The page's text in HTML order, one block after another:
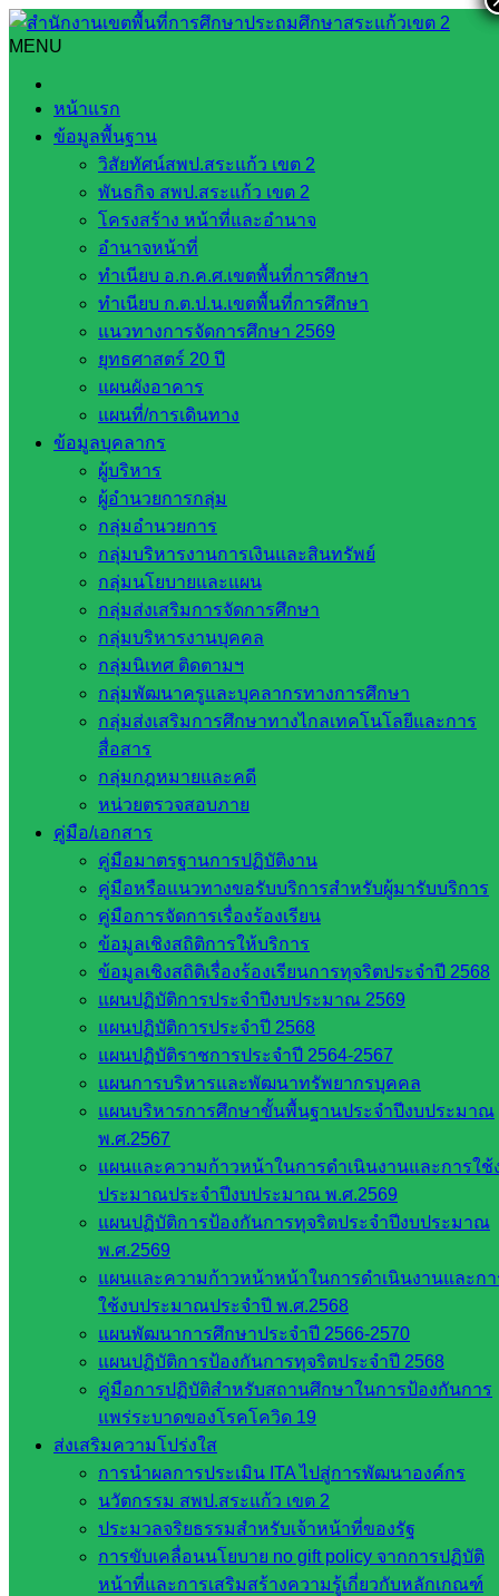
Skip
to
content
MENU
หน้าแรก
ข้อมูลพื้นฐาน
วิสัยทัศน์สพป.สระแก้ว เขต 2
พันธกิจ สพป.สระแก้ว เขต 2
โครงสร้าง หน้าที่และอำนาจ
อำนาจหน้าที่
ทำเนียบ อ.ก.ค.ศ.เขตพื้นที่การศึกษา
ทำเนียบ ก.ต.ป.น.เขตพื้นที่การศึกษา
แนวทางการจัดการศึกษา 2569
ยุทธศาสตร์ 20 ปี
แผนผังอาคาร
แผนที่/การเดินทาง
ข้อมูลบุคลากร
ผู้บริหาร
ผู้อำนวยการกลุ่ม
กลุ่มอำนวยการ
กลุ่มบริหารงานการเงินและสินทรัพย์
กลุ่มนโยบายและแผน
กลุ่มส่งเสริมการจัดการศึกษา
กลุ่มบริหารงานบุคคล
กลุ่มนิเทศ ติดตามฯ
กลุ่มพัฒนาครูและบุคลากรทางการศึกษา
กลุ่มส่งเสริมการศึกษาทางไกลเทคโนโลยีและการ
สื่อสาร
กลุ่มกฎหมายและคดี
หน่วยตรวจสอบภาย
คู่มือ/เอกสาร
คู่มือมาตรฐานการปฏิบัติงาน
คู่มือหรือแนวทางขอรับบริการสำหรับผู้มารับบริการ
คู่มือการจัดการเรื่องร้องเรียน
ข้อมูลเชิงสถิติการให้บริการ
ข้อมูลเชิงสถิติเรื่องร้องเรียนการทุจริตประจำปี 2568
แผนปฏิบัติการประจำปีงบประมาณ 2569
แผนปฏิบัติการประจำปี 2568
แผนปฏิบัติราชการประจำปี 2564-2567
แผนการบริหารและพัฒนาทรัพยากรบุคคล
แผนบริหารการศึกษาขั้นพื้นฐานประจำปีงบประมาณ
พ.ศ.2567
แผนและความก้าวหน้าในการดำเนินงานและการใช้
ประมาณประจำปีงบประมาณ พ.ศ.2569
แผนปฏิบัติการป้องกันการทุจริตประจำปีงบประมาณ
พ.ศ.2569
แผนและความก้าวหน้าหน้าในการดำเนินงานและก
ใช้งบประมาณประจำปี พ.ศ.2568
แผนพัฒนาการศึกษาประจำปี 2566-2570
แผนปฏิบัติการป้องกันการทุจริตประจำปี 2568
คู่มือการปฏิบัติสำหรับสถานศึกษาในการป้องกันการ
แพร่ระบาดของโรคโควิด 19
ส่งเสริมความโปร่งใส
การนำผลการประเมิน ITA ไปสู่การพัฒนาองค์กร
นวัตกรรม สพป.สระแก้ว เขต 2
ประมวลจริยธรรมสำหรับเจ้าหน้าที่ของรัฐ
การขับเคลื่อนนโยบาย no gift policy จากการปฏิบัติ
หน้าที่และการเสริมสร้างความรู้เกี่ยวกับหลักเกณฑ์
Search
การแข่งขันกีฬา – กรีฑา กลุ่มเครือข่ายปางสีดา 2565
การแข่งขันกีฬา – กรีฑา กลุ่มเครือข่าย
ปางสีดา 2565
ตุลาคม 10, 2022ตุลาคม 10, 2022
เกษตรพัฒนา
วันที่ 5 – 8 ตุลาคม พ.ศ. 2565 นายวรรชัย เหนือเกาะหวาย ครู
ชำนาญการพิเศษ รักษาการในตำแหน่งผู้อำนวยการโรงเรียน
ประชาเกษตรพัฒนา พร้อมด้วยคณะครูและบุคลากรทางการ
ศึกษา ได้เข้าร่วมการแข่งขันกีฬา – กรีฑา กลุ่มเครือข่ายปางสี
ดา ประจำปีการศึกษา 2565 ณ สนามโรงเรียนร่มเกล้า ตำบล
หนองตะเคียนบอน อำเภอวัฒนานคร จังหวัดสระแก้ว เพื่อส่ง
เสริมการออกกำลังกายสร้างนิสัยรักการกีฬา รู้แพ้ รู้ชนะ รู้อภัย
+++ชมภาพถ่ายทั้งหมด+++
ถ่ายภาพและเนื้อหาข่าว : นางสาวรุ่งฤดี คงเล็ก
อำนวยการผลิต : นายวรรชัย เหนือเกาะหวาย ครูชำนาญการ
พิเศษ รักษาการในตำแหน่งผู้อำนวยการโรงเรียน
Post Views: 314
โรงเรียนประชาเกษตรพัฒนา
หน่วยงาน
ที่เกี่ยวข้อง
กระทรวง
ศึกษาธิการ
กระทรวง
การ
อุดมศึกษา